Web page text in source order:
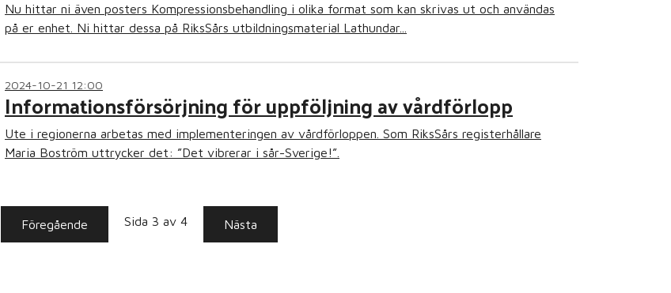
Nu hittar ni även posters Kompressionsbehandling i olika format som kan skrivas ut och användas
på er enhet. Ni hittar dessa på RiksSårs utbildningsmaterial Lathundar...
2024-10-21 12:00
Informationsförsörjning för uppföljning av vårdförlopp
Ute i regionerna arbetas med implementeringen av vårdförloppen. Som RiksSårs registerhållare
Maria Boström uttrycker det: ”Det vibrerar i sår-Sverige!”.
Föregående Sida 3 av 4 Nästa